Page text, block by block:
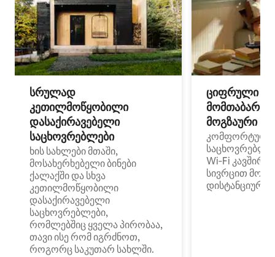
სრულად
კეთილმოწყობილი
დასაქირავებელი
საცხოვრებლები
ხის სახლები მთაში,
მოსახერხებელი ბინები
ქალაქში და სხვა
კეთილმოწყობილი
დასაქირავებელი
საცხოვრებლები,
რომლებშიც ყველა პირობაა,
თავი ისე რომ იგრძნოთ,
როგორც საკუთარ სახლში.
ციფრული
მოგზაური
კომფორტული
Wi‑Fi
სივრცით
დისტანციური